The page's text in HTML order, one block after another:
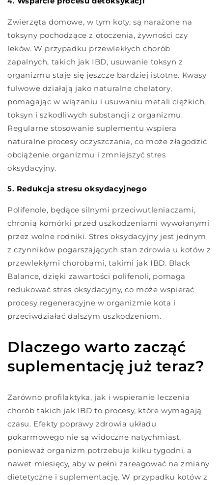
Zwierzęta domowe, w tym koty, są narażone na
toksyny pochodzące z otoczenia, żywności czy
leków. W przypadku przewlekłych chorób
zapalnych, takich jak IBD, usuwanie toksyn z
organizmu staje się jeszcze bardziej istotne. Kwasy
fulwowe działają jako naturalne chelatory,
pomagając w wiązaniu i usuwaniu metali ciężkich,
toksyn i szkodliwych substancji z organizmu.
Regularne stosowanie suplementu wspiera
naturalne procesy oczyszczania, co może złagodzić
obciążenie organizmu i zmniejszyć stres
oksydacyjny.
5. Redukcja stresu oksydacyjnego
Polifenole, będące silnymi przeciwutleniaczami,
chronią komórki przed uszkodzeniami wywołanymi
przez wolne rodniki. Stres oksydacyjny jest jednym
z czynników pogarszających stan zdrowia u kotów z
przewlekłymi chorobami, takimi jak IBD. Black
Balance, dzięki zawartości polifenoli, pomaga
redukować stres oksydacyjny, co może wspierać
procesy regeneracyjne w organizmie kota i
przeciwdziałać dalszym uszkodzeniom.
Dlaczego warto zacząć
suplementację już teraz?
Zarówno profilaktyka, jak i wspieranie leczenia
chorób takich jak IBD to procesy, które wymagają
czasu. Efekty poprawy zdrowia układu
pokarmowego nie są widoczne natychmiast,
ponieważ organizm potrzebuje kilku tygodni, a
nawet miesięcy, aby w pełni zareagować na zmiany
dietetyczne i suplementację. W przypadku kotów z